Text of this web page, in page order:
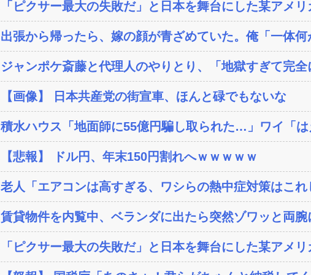
「ピクサー最大の失敗だ」と日本を舞台にした某アメ
出張から帰ったら、嫁の顔が青ざめていた。俺「一体
ジャンポケ斎藤と代理人のやりとり、「地獄すぎて完
【画像】 日本共産党の街宣車、ほんと碌でもないな
積水ハウス「地面師に55億円騙し取られた…」ワイ「
【悲報】 ドル円、年末150円割れへｗｗｗｗｗ
老人「エアコンは高すぎる、ワシらの熱中症対策はこれ
賃貸物件を内覧中、ベランダに出たら突然ゾワッと両
「ピクサー最大の失敗だ」と日本を舞台にした某アメ